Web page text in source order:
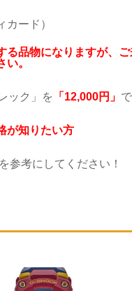
ード）
品物になりますが、
。
ック」を 「12,000円」
が知りたい方
参考にしてください！